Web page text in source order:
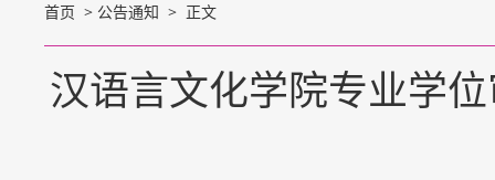
首页 > 公告通知 > 正文
汉语言文化学院专业学